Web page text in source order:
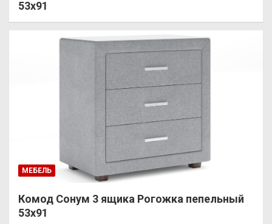
53х91
МЕБЕЛЬ
Комод Сонум 3 ящика Рогожка пепельный
53х91